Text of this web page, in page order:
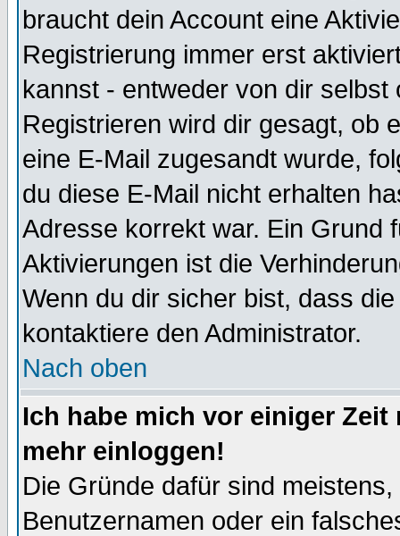
braucht dein Account eine
Registrierung immer erst
kannst - entweder von dir selbst
Registrieren wird dir gesagt, ob
eine E-Mail zugesandt wurde,
du diese E-Mail nicht erhalten
Adresse korrekt war. Ein Grund
Aktivierungen ist die
Wenn du dir sicher bist, dass
kontaktiere den Administrator.
Nach oben
Ich habe mich vor einiger
mehr einloggen!
Die Gründe dafür sind
Benutzernamen oder ein